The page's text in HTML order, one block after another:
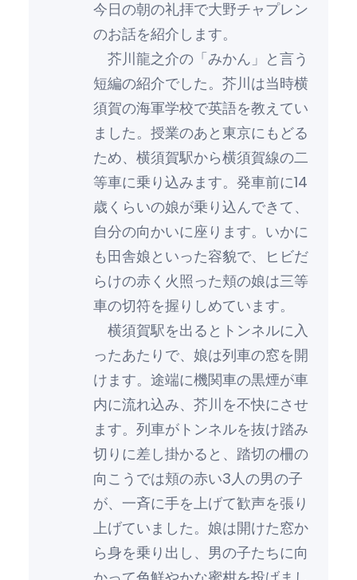
今日の朝の礼拝で大野チャプレン
のお話を紹介します。
芥川龍之介の「みかん」と言う
短編の紹介でした。芥川は当時横
須賀の海軍学校で英語を教えてい
ました。授業のあと東京にもどる
ため、横須賀駅から横須賀線の二
等車に乗り込みます。発車前に14
歳くらいの娘が乗り込んできて、
自分の向かいに座ります。いかに
も田舎娘といった容貌で、ヒビだ
らけの赤く火照った頬の娘は三等
車の切符を握りしめています。
横須賀駅を出るとトンネルに入
ったあたりで、娘は列車の窓を開
けます。途端に機関車の黒煙が車
内に流れ込み、芥川を不快にさせ
ます。列車がトンネルを抜け踏み
切りに差し掛かると、踏切の柵の
向こうでは頬の赤い3人の男の子
が、一斉に手を上げて歓声を張り
上げていました。娘は開けた窓か
ら身を乗り出し、男の子たちに向